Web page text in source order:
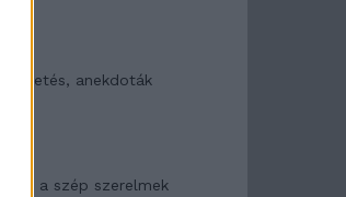
nevetés, anekdoták
és a szép szerelmek